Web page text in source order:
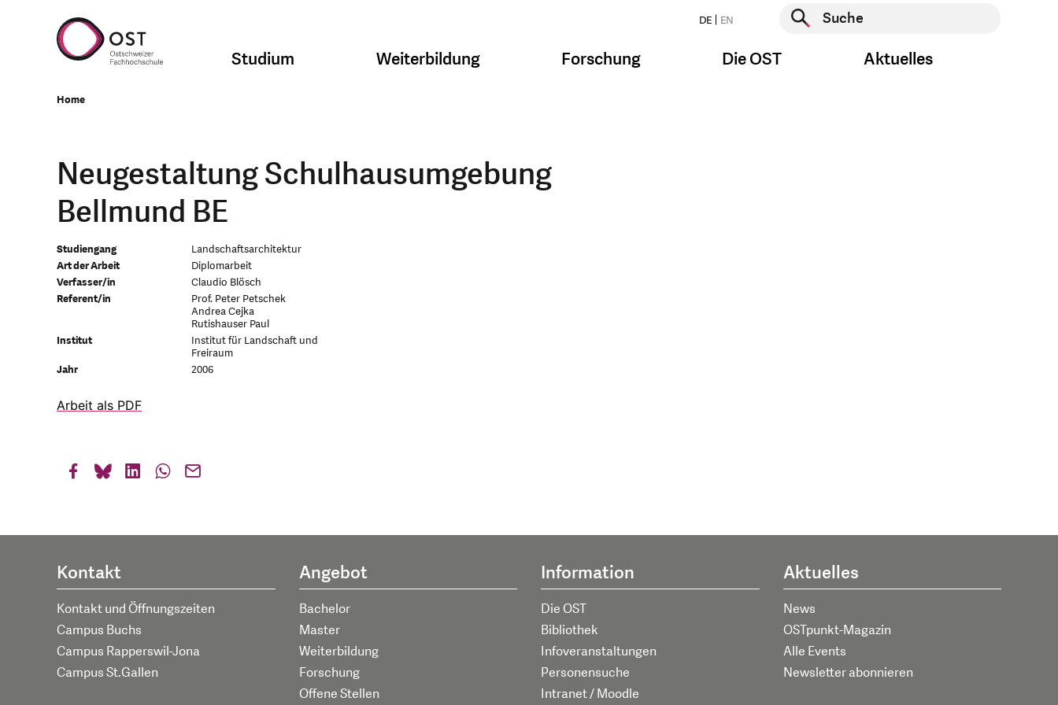
DE EN
Suche starten
Studium Weiterbildung Forschung Die OST Aktuelles
Home
Neugestaltung Schulhausumgebung
Bellmund BE
Studiengang
Landschaftsarchitektur
Art der Arbeit
Diplomarbeit
Verfasser/in
Claudio Blösch
Referent/in
Prof. Peter Petschek
Andrea Cejka
Rutishauser Paul
Institut
Institut für Landschaft und
Freiraum
Jahr
2006
Arbeit als PDF
Kontakt
Kontakt und Öffnungszeiten
Campus Buchs
Campus Rapperswil-Jona
Campus St.Gallen
Angebot
Bachelor
Master
Weiterbildung
Forschung
Offene Stellen
Information
Die OST
Bibliothek
Infoveranstaltungen
Personensuche
Intranet / Moodle
Aktuelles
News
OSTpunkt-Magazin
Alle Events
Newsletter abonnieren